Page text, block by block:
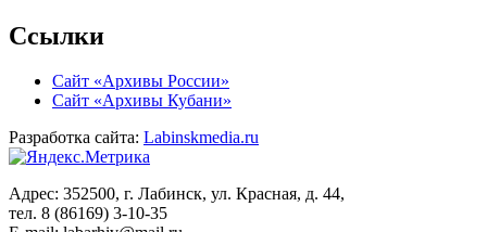
Ссылки
Сайт «Архивы России»
Сайт «Архивы Кубани»
Разработка сайта: Labinskmedia.ru
Адрес: 352500, г. Лабинск, ул. Красная, д. 44,
тел. 8 (86169) 3-10-35